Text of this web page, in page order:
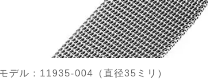
デル：11935-004（直径35ミリ）